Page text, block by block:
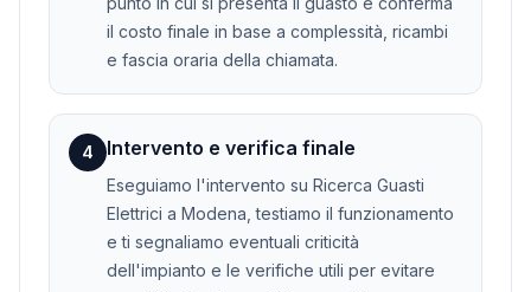
il costo finale in base a complessità, ricambi
e fascia oraria della chiamata.
4 Intervento e verifica finale
Eseguiamo l'intervento su Ricerca Guasti
Elettrici a Modena, testiamo il funzionamento
e ti segnaliamo eventuali criticità
dell'impianto e le verifiche utili per evitare